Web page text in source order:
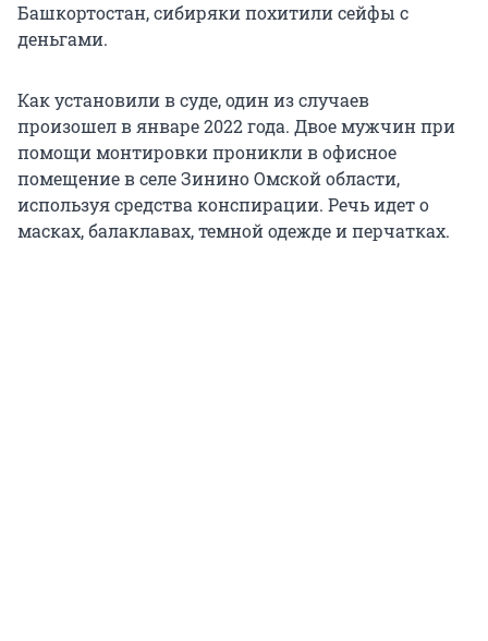
Башкортостан, сибиряки похитили сейфы с
деньгами.
Как установили в суде, один из случаев
произошел в январе 2022 года. Двое мужчин при
помощи монтировки проникли в офисное
помещение в селе Зинино Омской области,
используя средства конспирации. Речь идет о
масках, балаклавах, темной одежде и перчатках.